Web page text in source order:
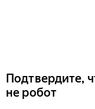
Подтвердите,
не робот